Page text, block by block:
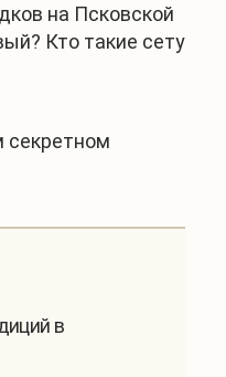
на Псковской
Кто такие сету
секретном
в